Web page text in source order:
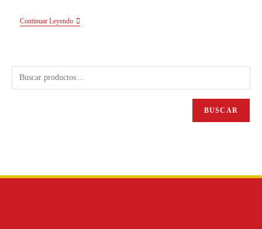
Continuar Leyendo
BUSCAR